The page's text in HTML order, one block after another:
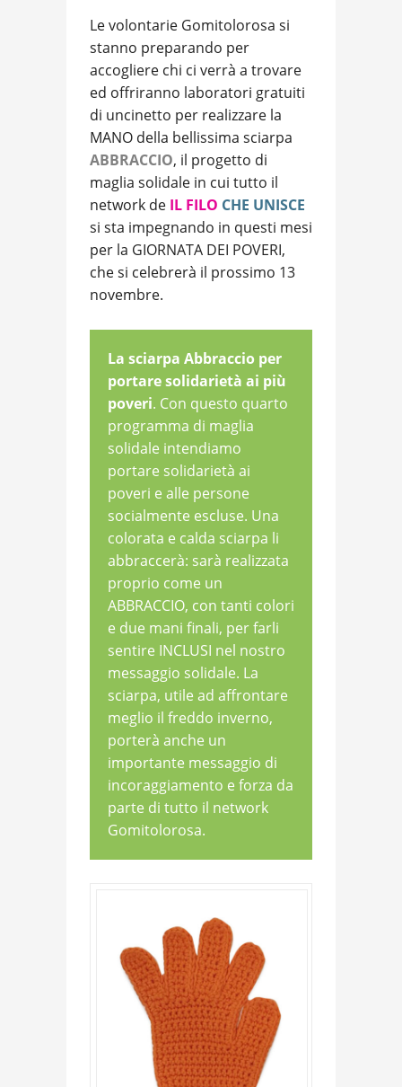
Le volontarie Gomitolorosa si
stanno preparando per
accogliere chi ci verrà a trovare
ed offriranno laboratori gratuiti
di uncinetto per realizzare la
MANO della bellissima sciarpa
ABBRACCIO, il progetto di
maglia solidale in cui tutto il
network de IL FILO CHE UNISCE
si sta impegnando in questi mesi
per la GIORNATA DEI POVERI,
che si celebrerà il prossimo 13
novembre.
La sciarpa Abbraccio per
portare solidarietà ai più
poveri. Con questo quarto
programma di maglia
solidale intendiamo
portare solidarietà ai
poveri e alle persone
socialmente escluse. Una
colorata e calda sciarpa li
abbraccerà: sarà realizzata
proprio come un
ABBRACCIO, con tanti colori
e due mani finali, per farli
sentire INCLUSI nel nostro
messaggio solidale. La
sciarpa, utile ad affrontare
meglio il freddo inverno,
porterà anche un
importante messaggio di
incoraggiamento e forza da
parte di tutto il network
Gomitolorosa.